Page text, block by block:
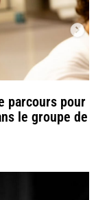
parcours pour
le groupe de